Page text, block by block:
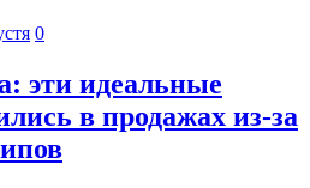
0
эти идеальные
в продажах из-за